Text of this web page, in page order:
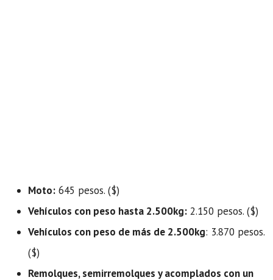
Moto: 645 pesos. ($)
Vehículos con peso hasta 2.500kg: 2.150 pesos. ($)
Vehículos con peso de más de 2.500kg: 3.870 pesos.
($)
Remolques, semirremolques y acomplados con un